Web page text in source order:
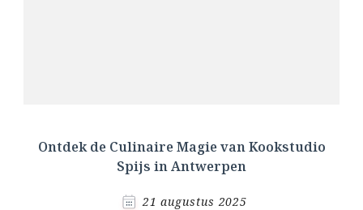
Ontdek de Culinaire Magie van Kookstudio
Spijs in Antwerpen
21 augustus 2025